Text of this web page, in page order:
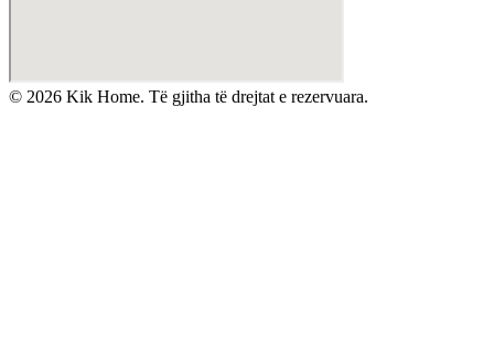
© 2026 Kik Home. Të gjitha të drejtat e rezervuara.